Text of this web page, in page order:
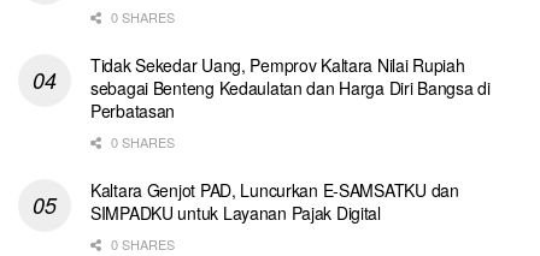
0 SHARES
Tidak Sekedar Uang, Pemprov Kaltara Nilai Rupiah
sebagai Benteng Kedaulatan dan Harga Diri Bangsa di
Perbatasan
0 SHARES
Kaltara Genjot PAD, Luncurkan E-SAMSATKU dan
SIMPADKU untuk Layanan Pajak Digital
0 SHARES